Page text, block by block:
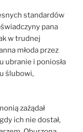
standardów
pana
w trudnej
młoda przez
ubranie i poniosła
ślubowi,
zażądał
ich nie dostał,